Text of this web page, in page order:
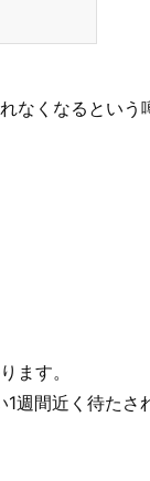
なくなるという
ます。
週間近く待たさ